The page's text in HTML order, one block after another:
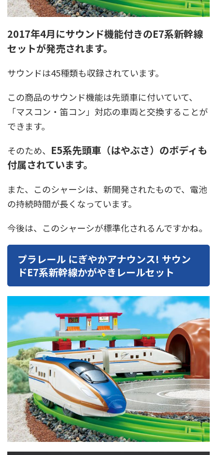
小田急電鉄 新幹線 東京メトロ 東京都交通局
蒸気機関車 西武鉄道 近鉄
2017年4月にサウンド機能付きのE7系新幹線
セットが発売されます。
サウンドは45種類も収録されています。
この商品のサウンド機能は先頭車に付いていて、
「マスコン・笛コン」対応の車両と交換することが
できます。
そのため、 E5系先頭車（はやぶさ）のボディも
付属されています。
また、このシャーシは、新開発されたもので、電池
の持続時間が長くなっています。
今後は、このシャーシが標準化されるんですかね。
プラレール にぎやかアナウンス! サウン
ドE7系新幹線かがやきレールセット